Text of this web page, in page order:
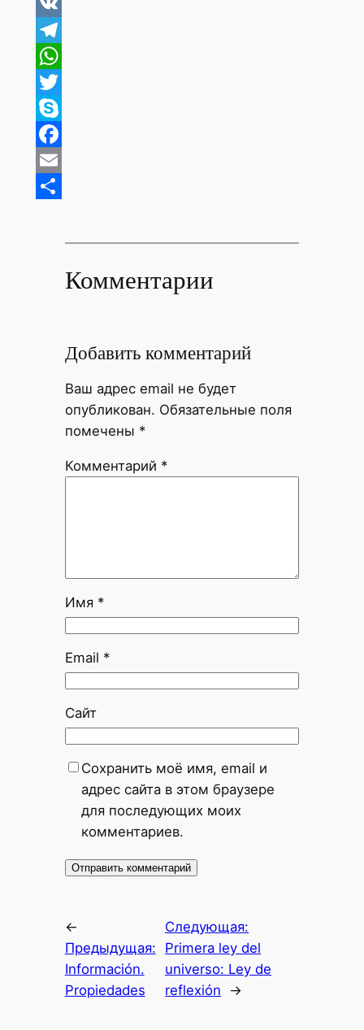
VK
Telegram
WhatsApp
Twitter
Skype
Facebook
Email
Комментарии
Добавить комментарий
Ваш адрес email не будет
опубликован. Обязательные поля
помечены *
Комментарий *
Имя *
Email *
Сайт
Сохранить моё имя, email и
адрес сайта в этом браузере
для последующих моих
комментариев.
←
Предыдущая:
Información.
Propiedades
Следующая:
Primera ley del
universo: Ley de
reflexión
→